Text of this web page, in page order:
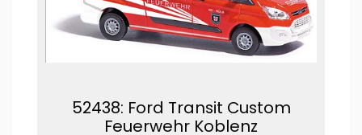
52438: Ford Transit Custom
Feuerwehr Koblenz